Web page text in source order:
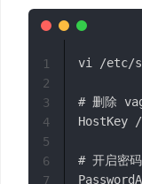
vi /etc/
# 删除
HostKey
# 开启密
1
2
3
4
5
6
7